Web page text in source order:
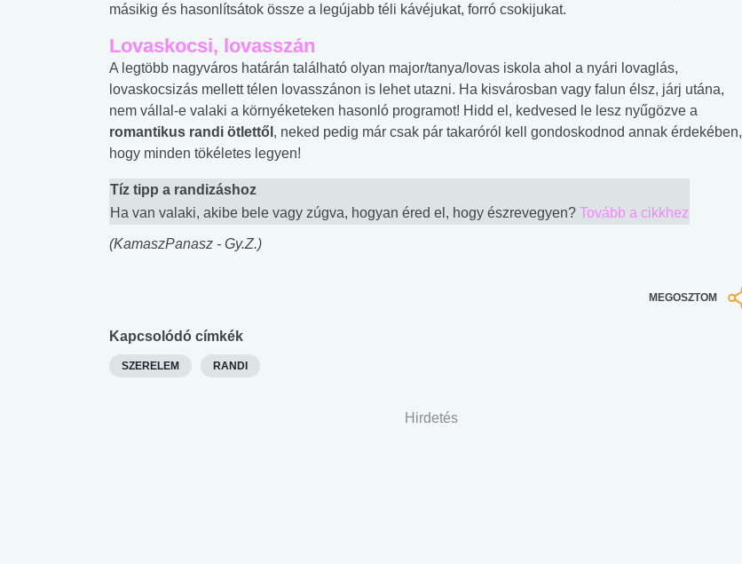
másikig és hasonlítsátok össze a legújabb téli kávéjukat, forró csokijukat.
Lovaskocsi, lovasszán
A legtöbb nagyváros határán található olyan major/tanya/lovas iskola ahol a nyári lovaglás,
lovaskocsizás mellett télen lovasszánon is lehet utazni. Ha kisvárosban vagy falun élsz, járj utána,
nem vállal-e valaki a környéketeken hasonló programot! Hidd el, kedvesed le lesz nyűgözve a
romantikus randi ötlettől , neked pedig már csak pár takaróról kell gondoskodnod annak érdekében,
hogy minden tökéletes legyen!
Tíz tipp a randizáshoz
Ha van valaki, akibe bele vagy zúgva, hogyan éred el, hogy észrevegyen? Tovább a cikkhez
(KamaszPanasz - Gy.Z.)
MEGOSZTOM
Kapcsolódó címkék
SZERELEM RANDI
Hirdetés
Internet-függőség